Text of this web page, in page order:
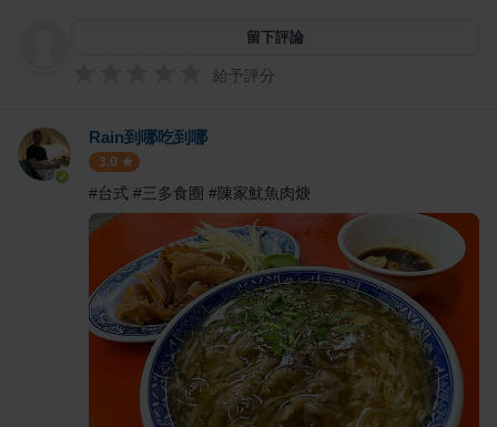
留下評論
給予評分
Rain到哪吃到哪
3.0
#台式 #三多食圈 #陳家魷魚肉焿